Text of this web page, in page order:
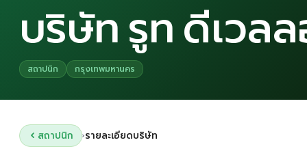
บริษัท รูท ดีเวล
สถาปนิก กรุงเทพมหานคร
สถาปนิก ›รายละเอียดบริษัท